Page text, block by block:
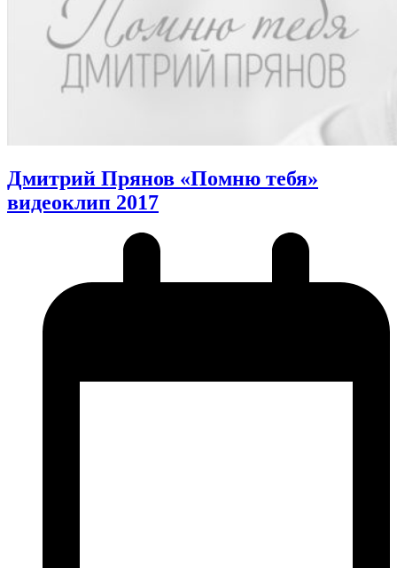
Дмитрий Прянов «Помню тебя»
видеоклип 2017